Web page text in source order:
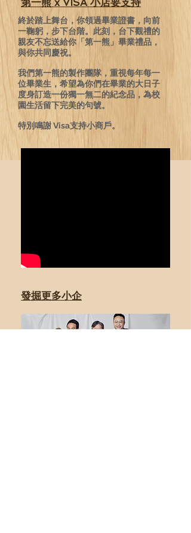
第一熊 x VISA 小店要支持
終於踏上舞台，你領過畢業證書，向前
一鞠躬，步下台階。此刻，台下觀禮的
親友不忘送給你「第一熊」畢業禮品，
與你共同慶祝。
我們第一熊的製作團隊，重視每年每一
位畢業生，希望為你們在畢業的大日子
度身訂造一份獨一無二的紀念品，為校
園生活留下完美的句號。
特別鳴謝Visa支持小商戶。
發掘更多小企